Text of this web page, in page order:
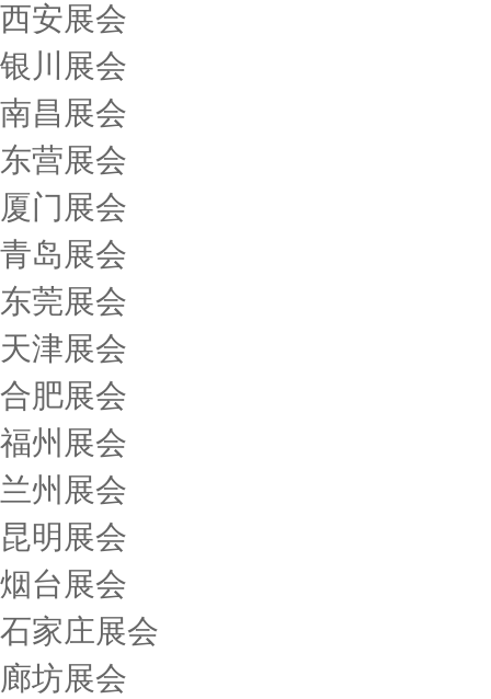
西安展会
银川展会
南昌展会
东营展会
厦门展会
青岛展会
东莞展会
天津展会
合肥展会
福州展会
兰州展会
昆明展会
烟台展会
石家庄展会
廊坊展会